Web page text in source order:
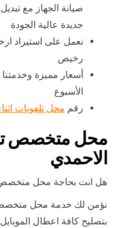
صيانة الجهاز مع
جديدة عالية الجودة
رخيص
أسعار مميزة
الأسبوع
رقم محل تلفونات
محل متخصص
الاحمدي
هل انت بحاجة محل متخصص
نؤمن لك خدمة محل متخصص
بتصليح كافة اعطال